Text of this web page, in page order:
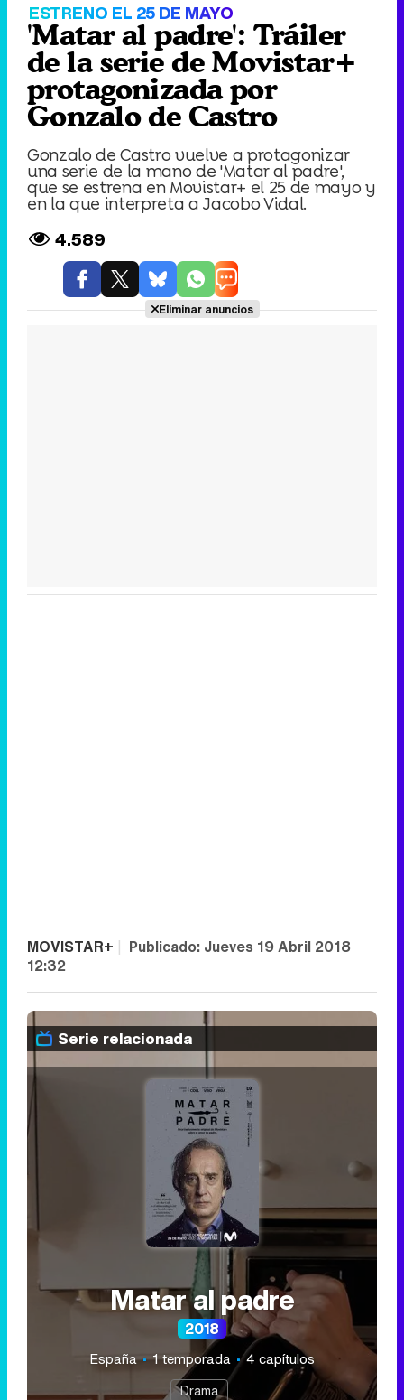
ESTRENO EL 25 DE MAYO
'Matar al padre': Tráiler
de la serie de Movistar+
protagonizada por
Gonzalo de Castro
Gonzalo de Castro vuelve a protagonizar
una serie de la mano de 'Matar al padre',
que se estrena en Movistar+ el 25 de mayo y
en la que interpreta a Jacobo Vidal.
4.589
Eliminar anuncios
MOVISTAR+ | Publicado: Jueves 19 Abril 2018
12:32
Serie relacionada
Matar al padre
2018
España 1 temporada 4 capítulos
Drama